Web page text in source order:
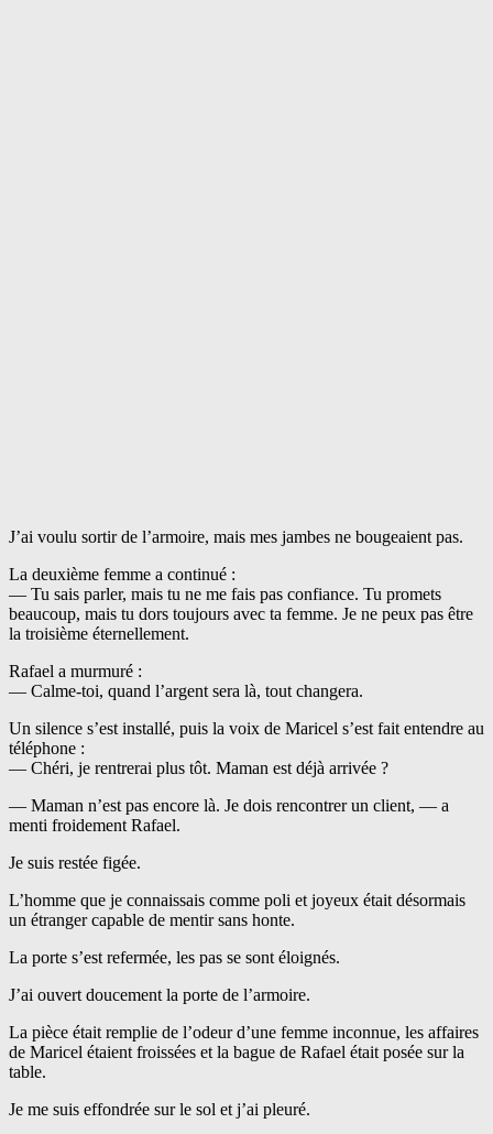
J’ai voulu sortir de l’armoire, mais mes jambes ne bougeaient pas.
La deuxième femme a continué :
— Tu sais parler, mais tu ne me fais pas confiance. Tu promets
beaucoup, mais tu dors toujours avec ta femme. Je ne peux pas être
la troisième éternellement.
Rafael a murmuré :
— Calme-toi, quand l’argent sera là, tout changera.
Un silence s’est installé, puis la voix de Maricel s’est fait entendre au
téléphone :
— Chéri, je rentrerai plus tôt. Maman est déjà arrivée ?
— Maman n’est pas encore là. Je dois rencontrer un client, — a
menti froidement Rafael.
Je suis restée figée.
L’homme que je connaissais comme poli et joyeux était désormais
un étranger capable de mentir sans honte.
La porte s’est refermée, les pas se sont éloignés.
J’ai ouvert doucement la porte de l’armoire.
La pièce était remplie de l’odeur d’une femme inconnue, les affaires
de Maricel étaient froissées et la bague de Rafael était posée sur la
table.
Je me suis effondrée sur le sol et j’ai pleuré.